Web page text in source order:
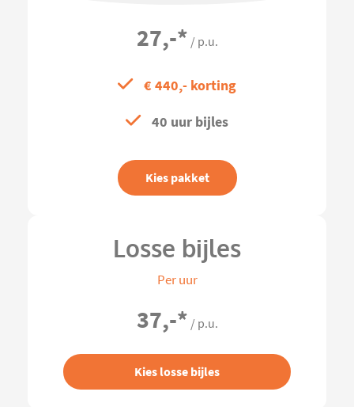
27,-* / p.u.
€ 440,- korting
40 uur bijles
Kies pakket
Losse bijles
Per uur
37,-* / p.u.
Kies losse bijles